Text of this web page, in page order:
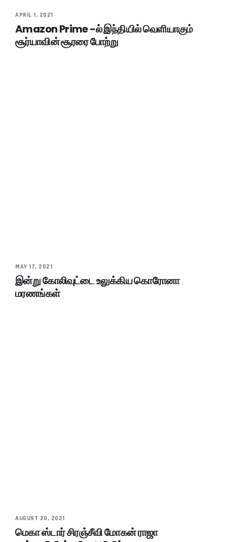
APRIL 1, 2021
Amazon Prime -ல் இந்தியில் வெளியாகும்
சூர்யாவின் சூரரை போற்று
MAY 17, 2021
இன்று கோலிவுட்டை உலுக்கிய கொரோனா
மரணங்கள்
AUGUST 20, 2021
மெகா ஸ்டார் சிரஞ்சீவி மோகன் ராஜா